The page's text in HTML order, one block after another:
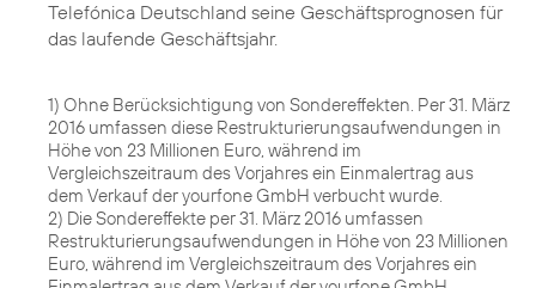
Telefónica Deutschland seine Geschäftsprognosen für
das laufende Geschäftsjahr.
1) Ohne Berücksichtigung von Sondereffekten. Per 31. März
2016 umfassen diese Restrukturierungsaufwendungen in
Höhe von 23 Millionen Euro, während im
Vergleichszeitraum des Vorjahres ein Einmalertrag aus
dem Verkauf der yourfone GmbH verbucht wurde.
2) Die Sondereffekte per 31. März 2016 umfassen
Restrukturierungsaufwendungen in Höhe von 23 Millionen
Euro, während im Vergleichszeitraum des Vorjahres ein